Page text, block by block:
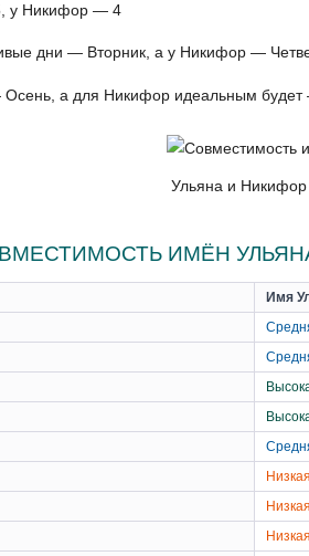
у Никифор — 4
дни — Вторник, а у Никифор —
Осень, а для Никифор идеальным
Ульяна и
ИМЁН
Имя
Низкая
Низкая
Низкая